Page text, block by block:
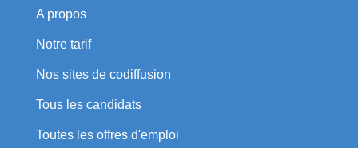
A propos
Notre tarif
Nos sites de codiffusion
Tous les candidats
Toutes les offres d'emploi